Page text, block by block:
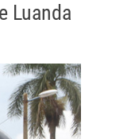
Luanda